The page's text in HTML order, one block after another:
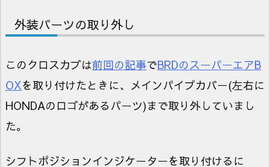
外装パーツの取り外し
このクロスカブは前回の記事でBRDのスーパーエアB
OXを取り付けたときに、メインパイプカバー(左右に
HONDAのロゴがあるパーツ)まで取り外していまし
た。
シフトポジションインジケーターを取り付けるに